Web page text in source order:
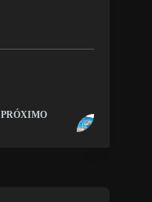
PRÓXIMO